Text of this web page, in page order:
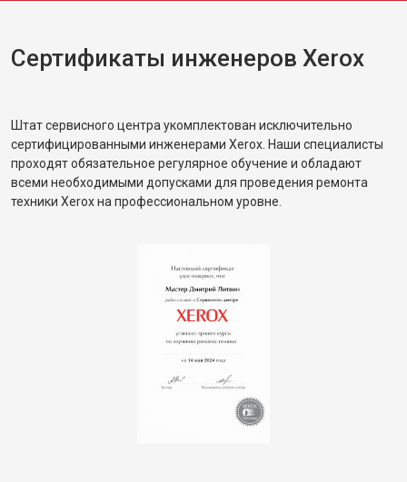
Сертификаты инженеров Xerox
Штат сервисного центра укомплектован исключительно
сертифицированными инженерами Xerox. Наши специалисты
проходят обязательное регулярное обучение и обладают
всеми необходимыми допусками для проведения ремонта
техники Xerox на профессиональном уровне.